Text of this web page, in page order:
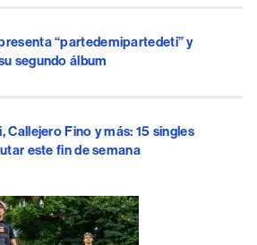
“partedemipartedeti” y
segundo álbum
Callejero Fino y más: 15 singles
este fin de semana